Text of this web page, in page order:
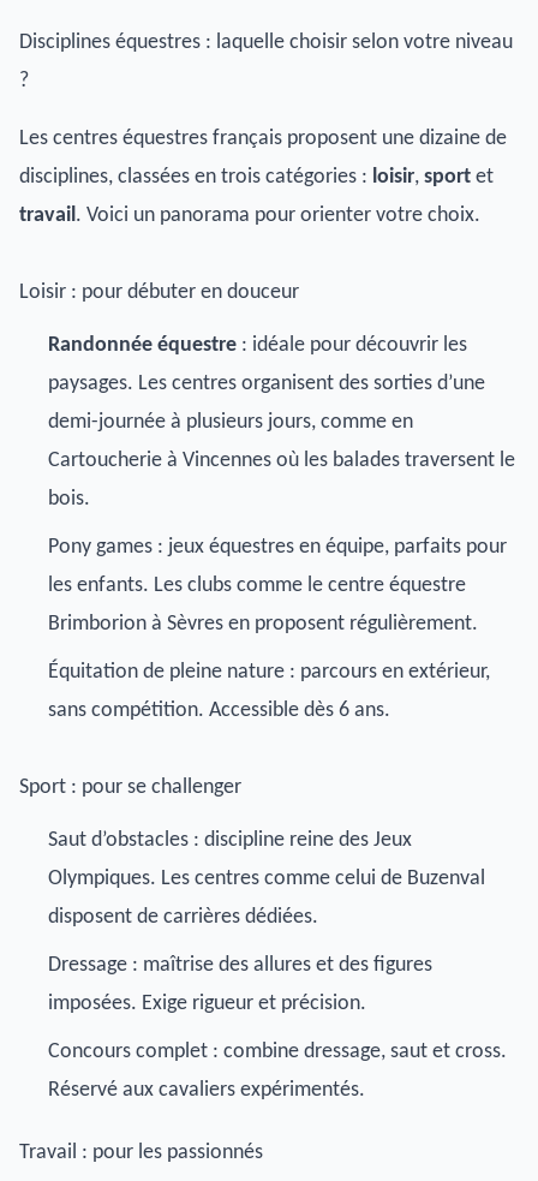
Disciplines équestres : laquelle choisir selon votre niveau
?
Les centres équestres français proposent une dizaine de
disciplines, classées en trois catégories : loisir, sport et
travail. Voici un panorama pour orienter votre choix.
Loisir : pour débuter en douceur
Randonnée équestre : idéale pour découvrir les
paysages. Les centres organisent des sorties d’une
demi-journée à plusieurs jours, comme en
Cartoucherie à Vincennes où les balades traversent le
bois.
Pony games : jeux équestres en équipe, parfaits pour
les enfants. Les clubs comme le centre équestre
Brimborion à Sèvres en proposent régulièrement.
Équitation de pleine nature : parcours en extérieur,
sans compétition. Accessible dès 6 ans.
Sport : pour se challenger
Saut d’obstacles : discipline reine des Jeux
Olympiques. Les centres comme celui de Buzenval
disposent de carrières dédiées.
Dressage : maîtrise des allures et des figures
imposées. Exige rigueur et précision.
Concours complet : combine dressage, saut et cross.
Réservé aux cavaliers expérimentés.
Travail : pour les passionnés